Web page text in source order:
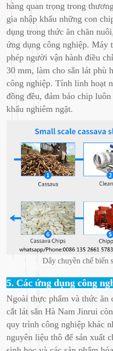
hàng quan trọng trong
gia nhập khẩu những con
dụng trong thức ăn chăn
ứng dụng công nghiệp. Máy
phép người vận hành điều
30 mm, làm cho sắn lát phù
công nghiệp. Tính linh hoạt
đồng đều, đảm bảo chip
khẩu nghiêm ngặt.
Dây chuyền chế biến
5. Các ứng dụng công
Ngoài thực phẩm và thức ăn
cắt lát sắn Hà Nam Jinrui
quy trình công nghiệp khác
nguyên liệu thô để sản xuất